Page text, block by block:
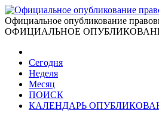
Официальное опубликование
ОФИЦИАЛЬНОЕ
Сегодня
Неделя
Месяц
ПОИСК
КАЛЕНДАРЬ